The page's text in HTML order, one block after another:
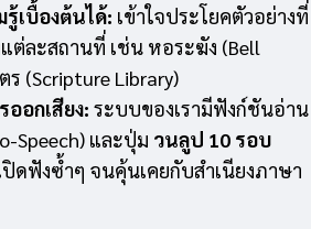
เบื้องต้นได้: เข้าใจประโยคตัวอย่างที่
ต่ละสถานที่ เช่น หอระฆัง (Bell
ร (Scripture Library)
อกเสียง: ระบบของเรามีฟังก์ชันอ่าน
Speech) และปุ่ม วนลูป 10 รอบ
ดฟังซ้ำๆ จนคุ้นเคยกับสำเนียงภาษา